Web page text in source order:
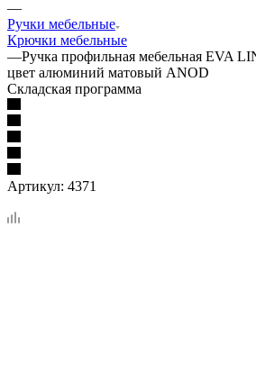
—
Ручки мебельные
Крючки мебельные
—Ручка профильная мебельная EVA
цвет алюминий матовый ANOD
Складская программа
Артикул: 4371